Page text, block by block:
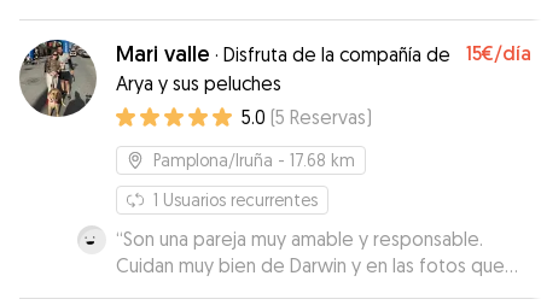
suyo. Me estuvo informando todo el tiempo.
Repetiremos sin duda con Sergio.
Mari valle · Disfruta de la compañía de
Arya y sus peluches
15€/día
5.0 (5 Reservas)
Pamplona/Iruña - 17.68 km
1 Usuarios recurrentes
“Son una pareja muy amable y responsable.
Cuidan muy bien de Darwin y en las fotos que
nos envían a diario, se ve a Darwin tranquilo con